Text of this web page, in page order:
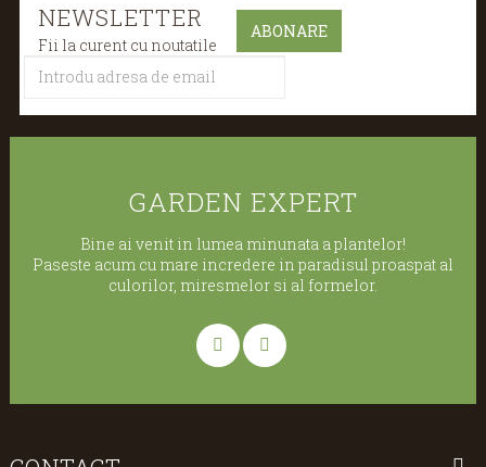
NEWSLETTER
Fii la curent cu noutatile
GARDEN EXPERT
Bine ai venit in lumea minunata a plantelor!
Paseste acum cu mare incredere in paradisul proaspat al
culorilor, miresmelor si al formelor.